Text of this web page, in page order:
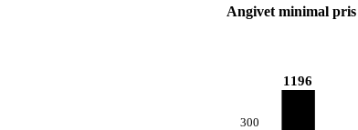
Angivet minimal
300
1196